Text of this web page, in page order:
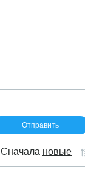
Сначала новые